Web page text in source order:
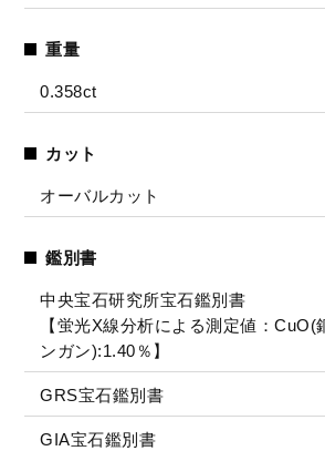
重量
0.358ct
カット
オーバルカット
鑑別書
中央宝石研究所宝石鑑別書
【蛍光X線分析による測定値：
ンガン):1.40％】
GRS宝石鑑別書
GIA宝石鑑別書